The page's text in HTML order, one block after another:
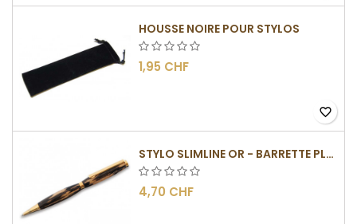
HOUSSE NOIRE POUR STYLOS
1,95 CHF
favorite_border
STYLO SLIMLINE OR - BARRETTE PLATE
4,70 CHF